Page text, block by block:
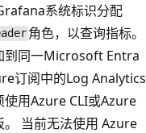
系统标识分配
角色，以查询指标。
到同一Microsoft Entra
订阅中的Log Analytics
使用Azure CLI或Azure
。 当前无法使用 Azure